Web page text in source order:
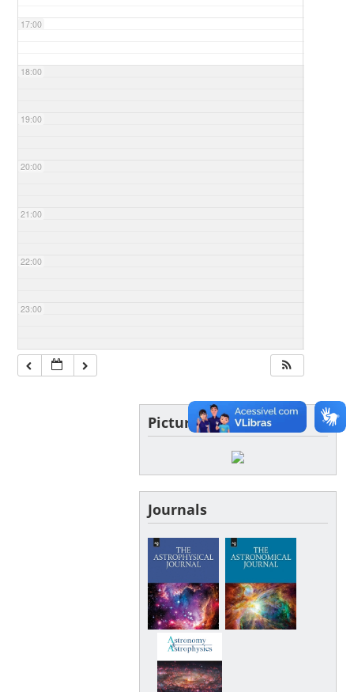
17:00
18:00
19:00
20:00
21:00
22:00
23:00
Picture of the day
Journals